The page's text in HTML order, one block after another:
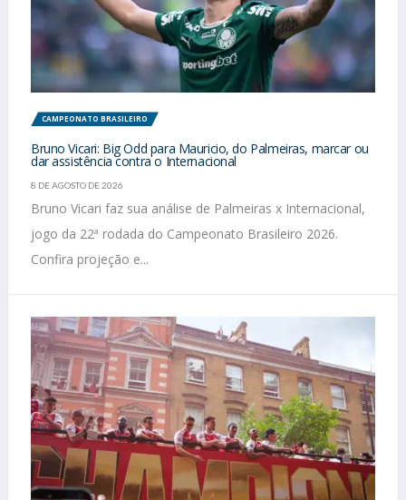
CAMPEONATO BRASILEIRO
Bruno Vicari: Big Odd para Mauricio, do Palmeiras, marcar ou
dar assistência contra o Internacional
8 DE AGOSTO DE 2026
Bruno Vicari faz sua análise de Palmeiras x Internacional,
jogo da 22ª rodada do Campeonato Brasileiro 2026.
Confira projeção e...